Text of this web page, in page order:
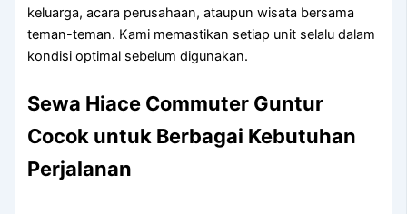
keluarga, acara perusahaan, ataupun wisata bersama
teman-teman. Kami memastikan setiap unit selalu dalam
kondisi optimal sebelum digunakan.
Sewa Hiace Commuter Guntur
Cocok untuk Berbagai Kebutuhan
Perjalanan